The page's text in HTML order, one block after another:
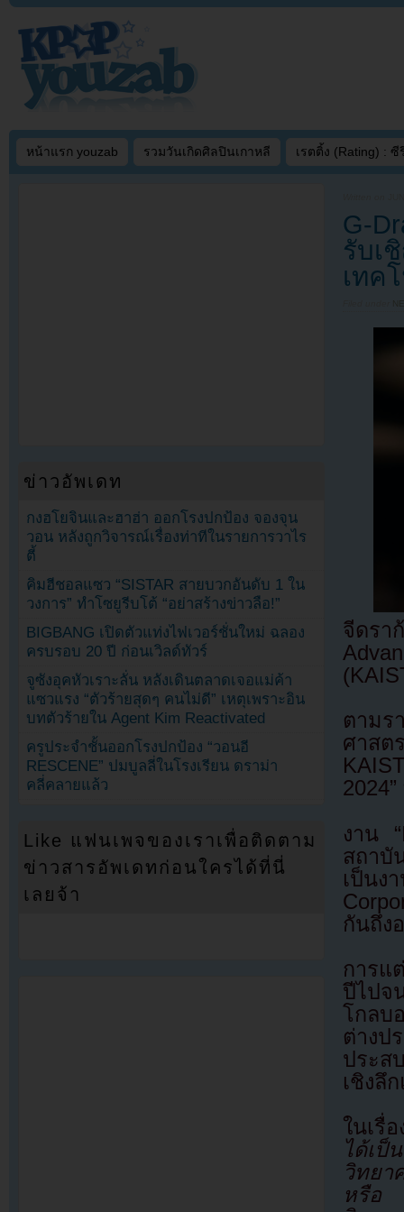
หน้าแรก youzab รวมวันเกิดศิลปินเกาหลี เรตติ้ง (Rating) : ซี
G-
รับเ
เทค
จีดร
ตามร
ศาสต
งาน
สถาบั
เป็น
กันถึง
การแ
ปีไปจ
โกลบ
ต่างป
ประส
เชิงลึ
ในเรื่
ได้เป็
วิทยา
หรือ
ข่าวอัพเดท
กงฮโยจินและฮาฮ่า ออกโรงปกป้อง จองจุน
วอน หลังถูกวิจารณ์เรื่องท่าทีในรายการวาไร
ตี้
คิมฮีชอลแซว “SISTAR สายบวกอันดับ 1 ใน
วงการ” ทำโซยูรีบโต้ “อย่าสร้างข่าวลือ!”
BIGBANG เปิดตัวแท่งไฟเวอร์ชั่นใหม่ ฉลอง
ครบรอบ 20 ปี ก่อนเวิลด์ทัวร์
จูซังอุคหัวเราะลั่น หลังเดินตลาดเจอแม่ค้า
แซวแรง “ตัวร้ายสุดๆ คนไม่ดี” เหตุเพราะอิน
บทตัวร้ายใน Agent Kim Reactivated
ครูประจำชั้นออกโรงปกป้อง “วอนอี
RESCENE” ปมบูลลี่ในโรงเรียน ดราม่า
คลี่คลายแล้ว
Like แฟนเพจของเราเพื่อติดตาม
ข่าวสารอัพเดทก่อนใครได้ที่นี่
เลยจ้า